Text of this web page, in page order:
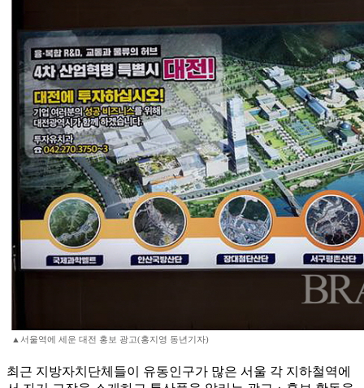
▲서울역에 세운 대전 홍보 광고(홍지영 동년기자)
최근 지방자치단체들이 유동인구가 많은 서울 각 지하철역에